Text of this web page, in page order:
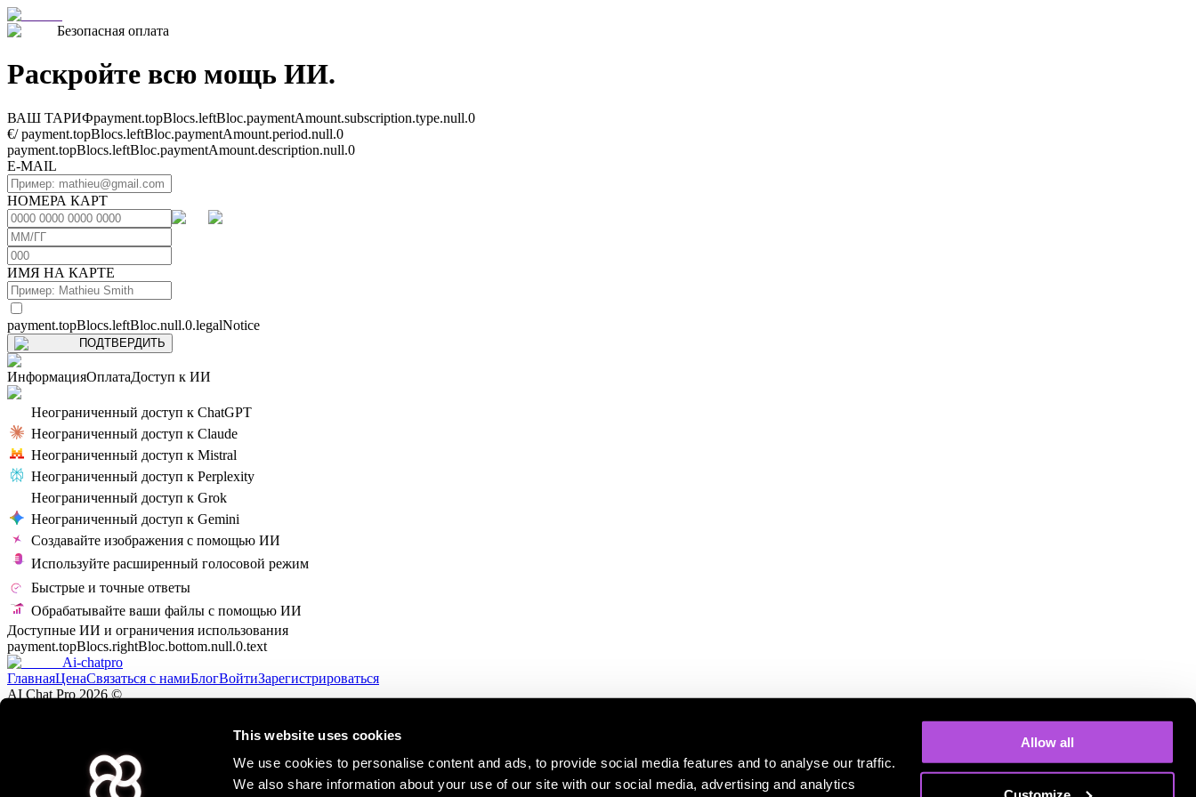
This website uses cookies
We use cookies to personalise content and ads, to provide social media features and to analyse our traffic.
We also share information about your use of our site with our social media, advertising and analytics
Allow all
Безопасная оплата
Раскройте всю мощь ИИ.
ВАШ ТАРИФpayment.topBlocs.leftBloc.paymentAmount.subscription.type.null.0
€/payment.topBlocs.leftBloc.paymentAmount.period.null.0
payment.topBlocs.leftBloc.paymentAmount.description.null.0
E-MAIL
НОМЕРА КАРТ
ИМЯ НА КАРТЕ
payment.topBlocs.leftBloc.null.0.legalNotice
ПОДТВЕРДИТЬ
ИнформацияОплатаДоступ к ИИ
Неограниченный доступ к ChatGPT
Неограниченный доступ к Claude
Неограниченный доступ к Mistral
Неограниченный доступ к Perplexity
Неограниченный доступ к Grok
Неограниченный доступ к Gemini
Создавайте изображения с помощью ИИ
Используйте расширенный голосовой режим
Быстрые и точные ответы
Обрабатывайте ваши файлы с помощью ИИ
Доступные ИИ и ограничения использования
payment.topBlocs.rightBloc.bottom.null.0.text
Ai-chatpro
ГлавнаяЦенаСвязаться с намиБлогВойтиЗарегистрироваться
AI Chat Pro2026©
MKD WORD S.L - Calle Torres y Amat 21 08001 Barcelona - Регистрационный номер B56372634 - НДС ESB56372634 - Copyright © 2025 ai-chatpro.com. Копирование этого сайта строго запрещено. Наш сайт — это частный коммерческий сервис, независимый и не
связанный, не спонсируемый и не одобренный компаниями, разработавшими представленные ИИ; все упомянутые торговые марки принадлежат их законным владельцам. Контент, созданный с помощью этих ИИ, полностью ложится на ответственность
пользователя, и наша компания не несет ответственности за его использование и возможные последствия в пределах, разрешённых законом.